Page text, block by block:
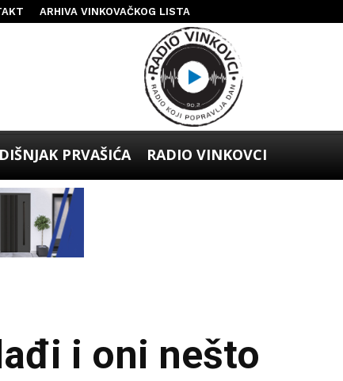
ARHIVA VINKOVAČKOG LISTA
PRVAŠIĆA RADIO VINKOVCI
i oni nešto